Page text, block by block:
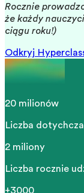
Rocznie
że każdy
ciągu roku!)
Odkryj
20 milionów
Liczba
2 miliony
Liczba rocznie
+3000